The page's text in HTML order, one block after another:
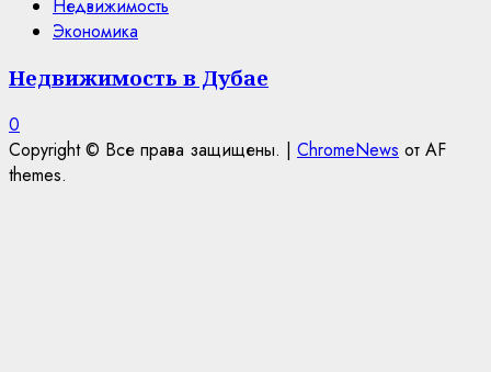
Недвижимость
Экономика
Недвижимость в Дубае
0
Copyright © Все права защищены. | ChromeNews от AF
themes.